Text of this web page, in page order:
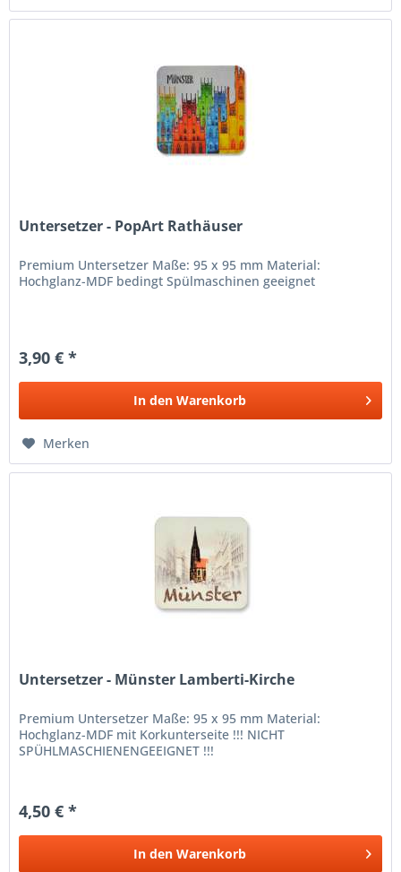
Untersetzer - PopArt Rathäuser
Premium Untersetzer Maße: 95 x 95 mm Material:
Hochglanz-MDF bedingt Spülmaschinen geeignet
3,90 € *
In den Warenkorb
Merken
Untersetzer - Münster Lamberti-Kirche
Premium Untersetzer Maße: 95 x 95 mm Material:
Hochglanz-MDF mit Korkunterseite !!! NICHT
SPÜHLMASCHIENENGEEIGNET !!!
4,50 € *
In den Warenkorb